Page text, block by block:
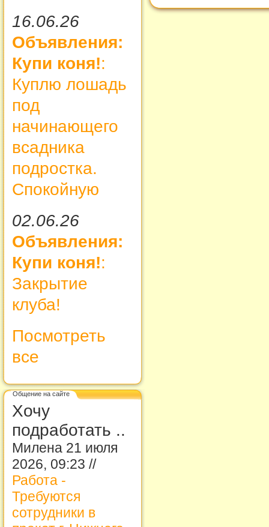
16.06.26
Объявления:
Купи коня!:
Куплю лошадь
под
начинающего
всадника
подростка.
Спокойную
02.06.26
Объявления:
Купи коня!:
Закрытие
клуба!
Посмотреть
все
Общение на сайте
Хочу
подработать ..
Милена 21 июля
2026, 09:23 //
Работа -
Требуются
сотрудники в